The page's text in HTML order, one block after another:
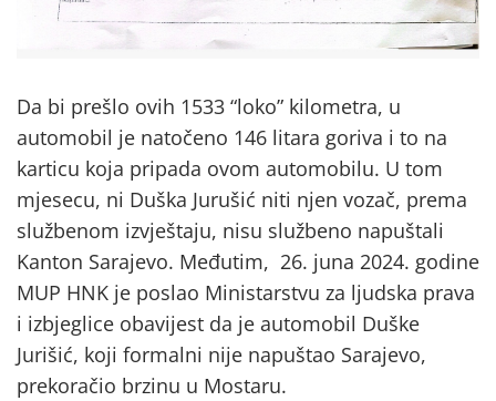
Da bi prešlo ovih 1533 “loko” kilometra, u
automobil je natočeno 146 litara goriva i to na
karticu koja pripada ovom automobilu. U tom
mjesecu, ni Duška Jurušić niti njen vozač, prema
službenom izvještaju, nisu službeno napuštali
Kanton Sarajevo. Međutim, 26. juna 2024. godine
MUP HNK je poslao Ministarstvu za ljudska prava
i izbjeglice obavijest da je automobil Duške
Jurišić, koji formalni nije napuštao Sarajevo,
prekoračio brzinu u Mostaru.